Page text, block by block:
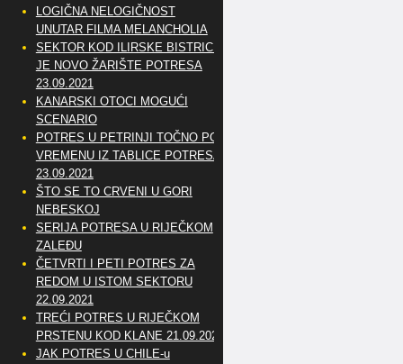
LOGIČNA NELOGIČNOST
UNUTAR FILMA MELANCHOLIA
SEKTOR KOD ILIRSKE BISTRICE
JE NOVO ŽARIŠTE POTRESA
23.09.2021
KANARSKI OTOCI MOGUĆI
SCENARIO
POTRES U PETRINJI TOČNO PO
VREMENU IZ TABLICE POTRESA
23.09.2021
ŠTO SE TO CRVENI U GORI
NEBESKOJ
SERIJA POTRESA U RIJEČKOM
ZALEĐU
ČETVRTI I PETI POTRES ZA
REDOM U ISTOM SEKTORU
22.09.2021
TREĆI POTRES U RIJEČKOM
PRSTENU KOD KLANE 21.09.2021
JAK POTRES U CHILE-u